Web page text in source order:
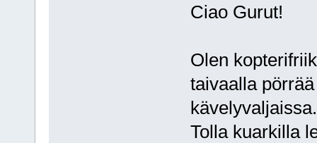
Ciao Gurut!
Olen
taivaalla
kävelyvaljaissa.
Tolla kuarkilla